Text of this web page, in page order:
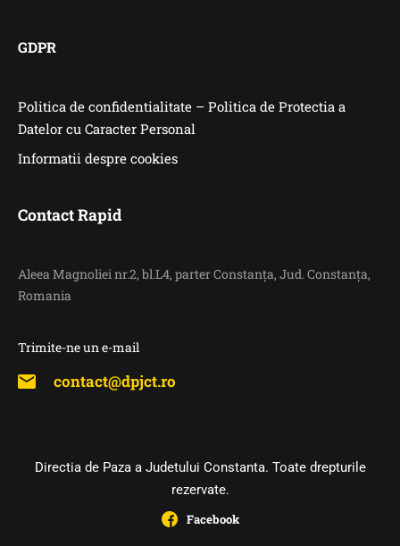
GDPR
Politica de confidentialitate – Politica de Protectia a
Datelor cu Caracter Personal
Informatii despre cookies
Contact Rapid
Aleea Magnoliei nr.2, bl.L4, parter Constanța, Jud. Constanța,
Romania
Trimite-ne un e-mail
contact@dpjct.ro
Directia de Paza a Judetului Constanta. Toate drepturile
rezervate.
Facebook